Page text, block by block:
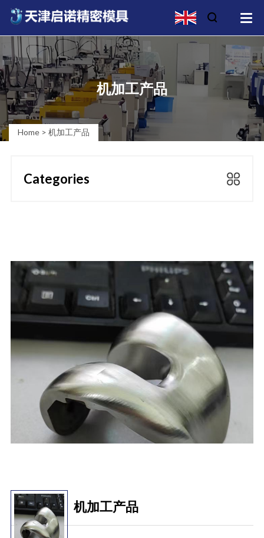
机加工产品
Home > 机加工产品
Categories
机加工产品